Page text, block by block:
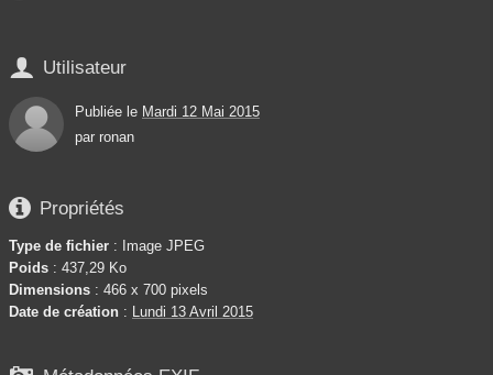
 Utilisateur
Publiée le Mardi 12 Mai 2015
par ronan
 Propriétés
Type de fichier : Image JPEG
Poids : 437,29 Ko
Dimensions : 466 x 700 pixels
Date de création : Lundi 13 Avril 2015